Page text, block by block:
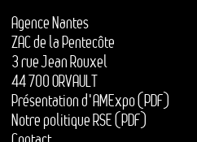
Agence Nantes
ZAC de la Pentecôte
3 rue Jean Rouxel
44 700 ORVAULT
Présentation d'AMExpo (PDF)
Notre politique RSE (PDF)